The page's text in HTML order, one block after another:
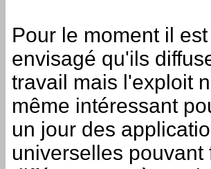
Pour le moment il
envisagé qu'ils
travail mais l'exploit
même intéressant
un jour des
universelles